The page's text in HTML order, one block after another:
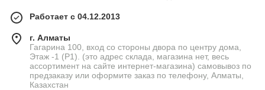
Работает с 04.12.2013
г. Алматы
Гагарина 100, вход со стороны двора по центру дома,
Этаж -1 (P1). (это адрес склада, магазина нет, весь
ассортимент на сайте интернет-магазина) самовывоз по
предзаказу или оформите заказ по телефону, Алматы,
Казахстан